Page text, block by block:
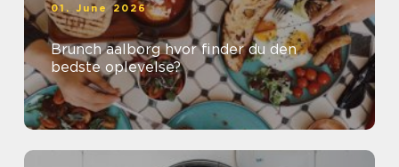
01. June 2026
Brunch aalborg hvor finder du den
bedste oplevelse?